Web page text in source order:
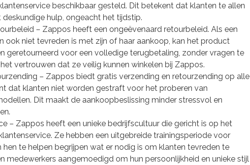
beschikbaar gesteld. Dit betekent dat klanten te allen
hulp, ongeacht het tijdstip.
– Zappos heeft een ongeëvenaard retourbeleid. Als een
ook niet tevreden is met zijn of haar aankoop, kan het product
geretourneerd voor een volledige terugbetaling, zonder vragen te
vertrouwen dat ze veilig kunnen winkelen bij Zappos.
– Zappos biedt gratis verzending en retourzending op alle
dat klanten niet worden gestraft voor het proberen van
Dit maakt de aankoopbeslissing minder stressvol en
– Zappos heeft een unieke bedrijfscultuur die gericht is op het
Ze hebben een uitgebreide trainingsperiode voor
te helpen begrijpen wat er nodig is om klanten tevreden te
medewerkers aangemoedigd om hun persoonlijkheid en unieke stijl